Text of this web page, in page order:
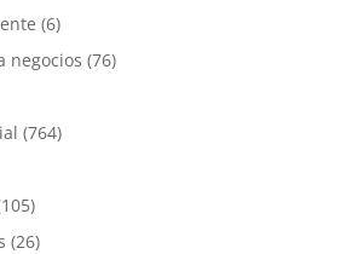
(6)
negocios (76)
(764)
(26)